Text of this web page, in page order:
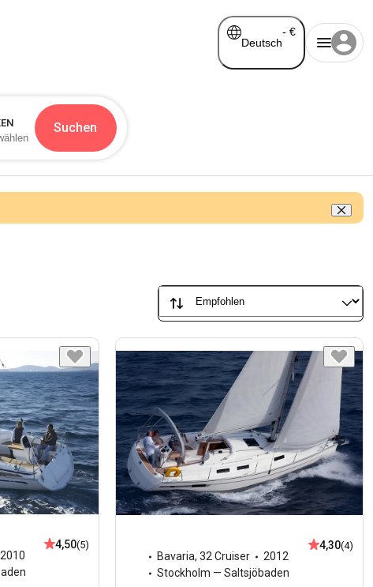
Deutsch
- €
Suchen
2010
4,50(5)
Bavaria,32 Cruiser
2012
Stockholm — Saltsjöbaden
4,30(4)